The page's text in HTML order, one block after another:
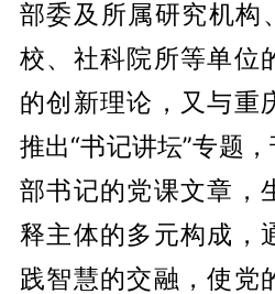
部委及所属研究机构
校、社科院所等单位
的创新理论，又与重
推出“书记讲坛”专题
部书记的党课文章，
释主体的多元构成，
践智慧的交融，使党